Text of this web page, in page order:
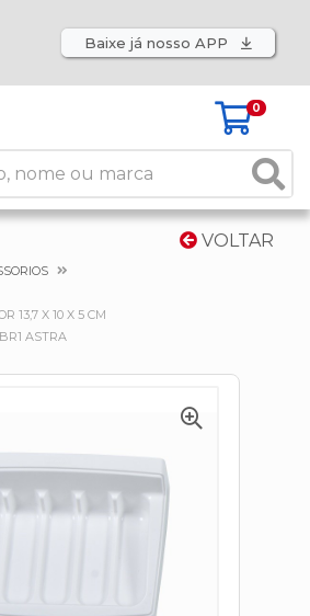
Baixe já nosso APP
0
VOLTAR
13,7 X 10 X 5 CM
ASTRA